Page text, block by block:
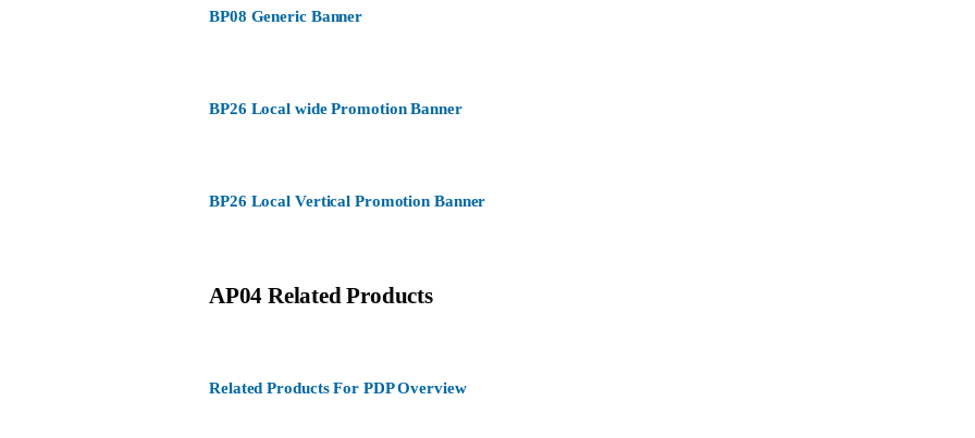
BP08 Generic Banner
BP26 Local wide Promotion Banner
BP26 Local Vertical Promotion Banner
AP04 Related Products
Related Products For PDP Overview